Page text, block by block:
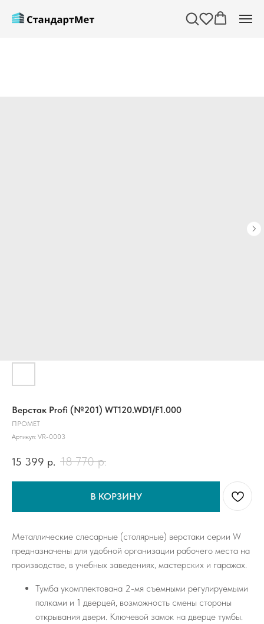
Верстак Profi (№201) WT120.WD1/F1.000
ПРОМЕТ
Артикул: VR-0003
15 399 р. 18 770 р.
В КОРЗИНУ
Металлические слесарные (столярные) верстаки серии W
предназначены для удобной организации рабочего места на
производстве, в учебных заведениях, мастерских и гаражах.
Тумба укомплектована 2-мя съемными регулируемыми
полками и 1 дверцей, возможность смены стороны
открывания двери. Ключевой замок на дверце тумбы.